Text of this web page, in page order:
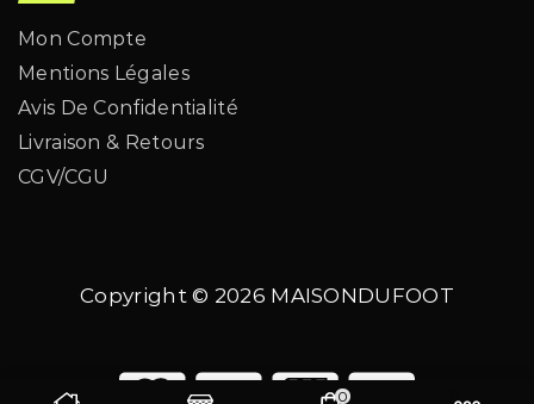
Mon Compte
Mentions Légales
Avis De Confidentialité
Livraison & Retours
CGV/CGU
Copyright © 2026 MAISONDUFOOT
0